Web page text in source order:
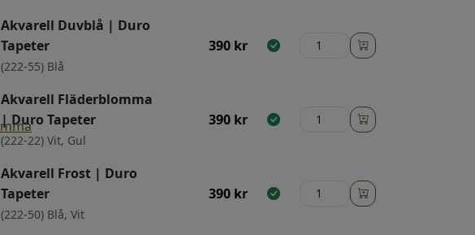
Akvarell Duvblå | Duro
Tapeter
(222-55) Blå
390 kr
Akvarell Fläderblomma
| Duro Tapeter
(222-22) Vit, Gul
390 kr
Akvarell Frost | Duro
Tapeter
(222-50) Blå, Vit
390 kr